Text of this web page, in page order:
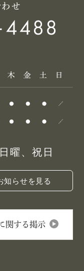
せ
曜、祝日
知らせを見る
関する掲示